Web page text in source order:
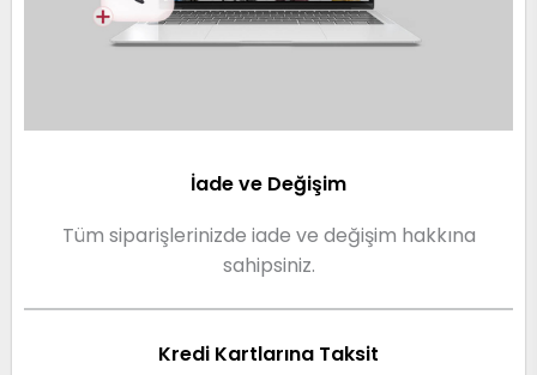
İade ve Değişim
Tüm siparişlerinizde iade ve değişim hakkına
sahipsiniz.
Kredi Kartlarına Taksit